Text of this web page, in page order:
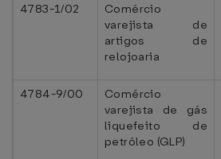
4783-1/02
Comércio
varejista de
artigos de
relojoaria
4784-9/00
Comércio
varejista de gás
liquefeito de
petróleo (GLP)